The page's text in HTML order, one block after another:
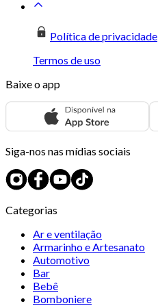
Política de privacidade
Termos de uso
Baixe o app
Siga-nos nas mídias sociais
Categorias
Ar e ventilação
Armarinho e Artesanato
Automotivo
Bar
Bebê
Bomboniere